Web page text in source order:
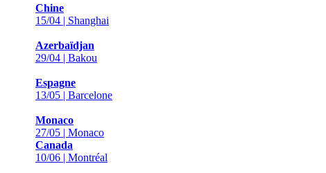
Chine
15/04 | Shanghai
Azerbaïdjan
29/04 | Bakou
Espagne
13/05 | Barcelone
Monaco
27/05 | Monaco
Canada
10/06 | Montréal